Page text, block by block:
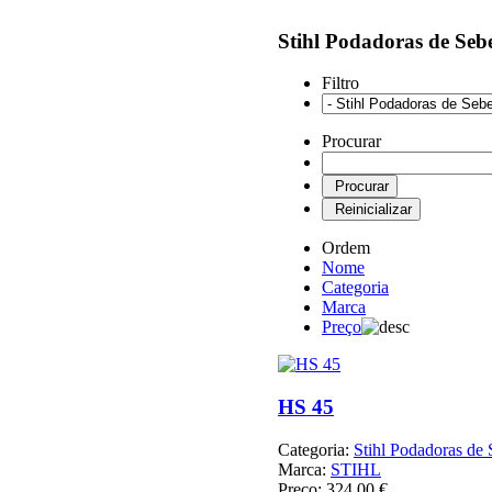
Stihl Podadoras de
Filtro
Procurar
Ordem
Nome
Categoria
Marca
Preço
HS 45
Categoria: Stihl Podadoras de
Marca: STIHL